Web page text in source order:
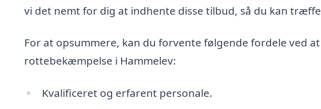
vi det nemt for dig at indhente disse tilbud, så du kan
For at opsummere, kan du forvente følgende fordele ved
rottebekæmpelse i Hammelev:
Kvalificeret og erfarent personale.